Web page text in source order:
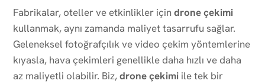
Fabrikalar, oteller ve etkinlikler içindrone çekimi
kullanmak, aynı zamanda maliyet tasarrufu sağlar.
Geleneksel fotoğrafçılık ve video çekim yöntemlerine
kıyasla, hava çekimleri genellikle daha hızlı ve daha
az maliyetli olabilir. Biz,drone çekimi ile tek bir